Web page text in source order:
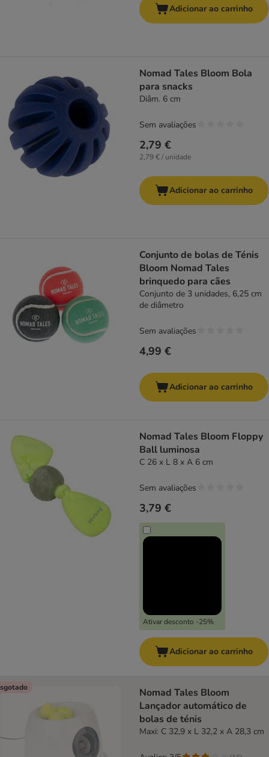
Adicionar ao carrinho
Nomad Tales Bloom Bola
para snacks
Diâm. 6 cm
2,79 €
2,79 € / unidade
Sem avaliações
Adicionar ao carrinho
Conjunto de bolas de Ténis
Bloom Nomad Tales
brinquedo para cães
Conjunto de 3 unidades, 6,25 cm
de diâmetro
4,99 €
Sem avaliações
Adicionar ao carrinho
Nomad Tales Bloom Floppy
Ball luminosa
C 26 x L 8 x A 6 cm
3,79 €
Ativar desconto -25%
Sem avaliações
Adicionar ao carrinho
Nomad Tales Bloom
Lançador automático de
bolas de ténis
Maxi: C 32,9 x L 32,2 x A 28,3 cm